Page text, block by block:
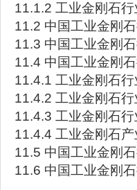
11.1.2 工业金刚石
11.2 中国工业金刚
11.3 中国工业金刚
11.4 中国工业金刚
11.4.1 工业金刚石
11.4.2 工业金刚石
11.4.3 工业金刚石
11.4.4 工业金刚石
11.5 中国工业金刚
11.6 中国工业金刚